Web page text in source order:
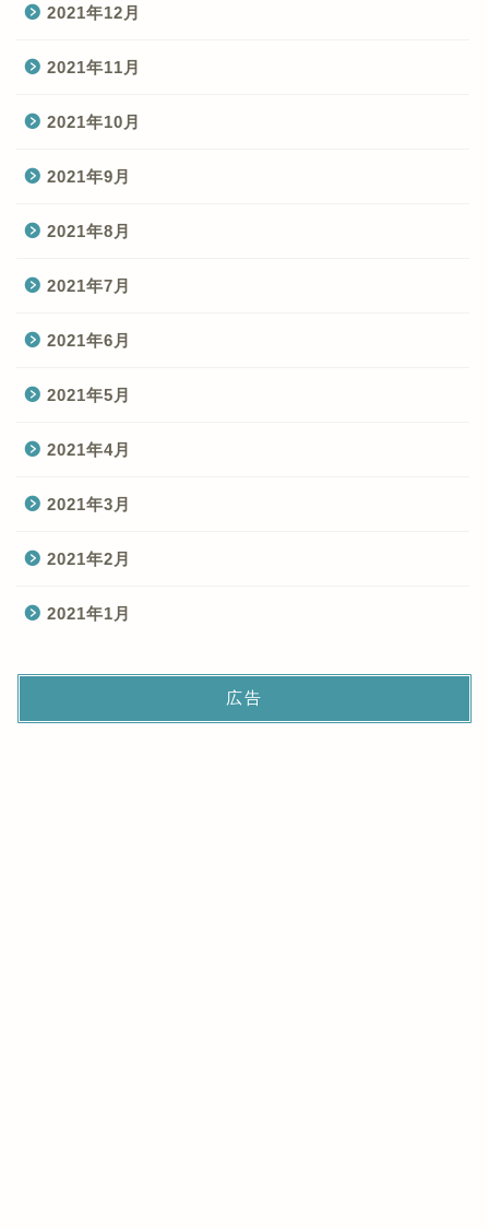
2021年12月
2021年11月
2021年10月
2021年9月
2021年8月
2021年7月
2021年6月
2021年5月
2021年4月
2021年3月
2021年2月
2021年1月
広告